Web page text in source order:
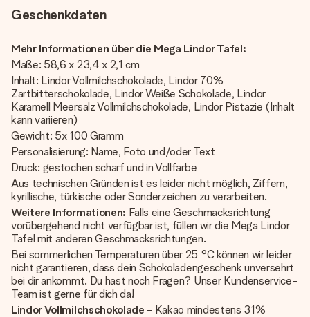
Geschenkdaten
Mehr Informationen über die Mega Lindor Tafel:
Maße: 58,6 x 23,4 x 2,1 cm
Inhalt: Lindor Vollmilchschokolade, Lindor 70%
Zartbitterschokolade, Lindor Weiße Schokolade, Lindor
Karamell Meersalz Vollmilchschokolade, Lindor Pistazie (Inhalt
kann variieren)
Gewicht: 5x 100 Gramm
Personalisierung: Name, Foto und/oder Text
Druck: gestochen scharf und in Vollfarbe
Aus technischen Gründen ist es leider nicht möglich, Ziffern,
kyrillische, türkische oder Sonderzeichen zu verarbeiten.
Weitere Informationen: Falls eine Geschmacksrichtung
vorübergehend nicht verfügbar ist, füllen wir die Mega Lindor
Tafel mit anderen Geschmacksrichtungen.
Bei sommerlichen Temperaturen über 25 °C können wir leider
nicht garantieren, dass dein Schokoladengeschenk unversehrt
bei dir ankommt. Du hast noch Fragen? Unser Kundenservice-
Team ist gerne für dich da!
Lindor Vollmilchschokolade - Kakao mindestens 31%